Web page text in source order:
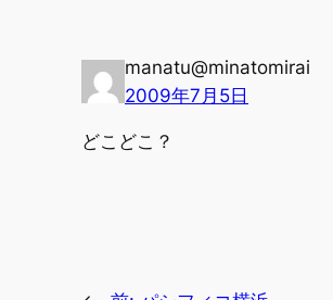
manatu@minatomirai
2009年7月5日
どこどこ？